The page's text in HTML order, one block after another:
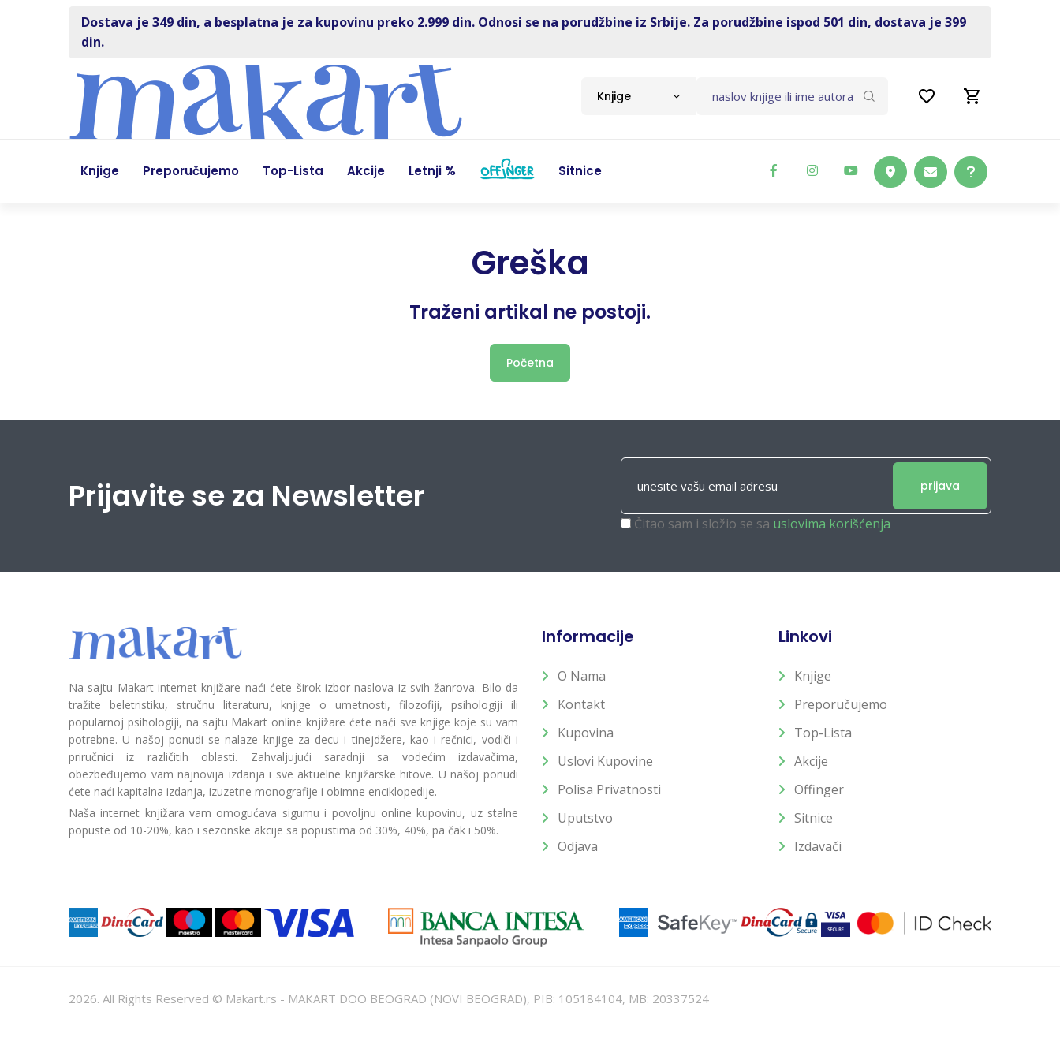
Dostava je 349 din, a besplatna je za kupovinu preko 2.999 din. Odnosi se na porudžbine iz Srbije. Za porudžbine ispod 501 din, dostava je 399
din.
Knjige
Knjige Preporučujemo Top-Lista Akcije Letnji % Sitnice
Greška
Traženi artikal ne postoji.
Početna
Prijavite se za Newsletter prijava
Čitao sam i složio se sa uslovima korišćenja
Na sajtu Makart internet knjižare naći ćete širok izbor naslova iz svih žanrova. Bilo da
tražite beletristiku, stručnu literaturu, knjige o umetnosti, filozofiji, psihologiji ili
popularnoj psihologiji, na sajtu Makart online knjižare ćete naći sve knjige koje su vam
potrebne. U našoj ponudi se nalaze knjige za decu i tinejdžere, kao i rečnici, vodiči i
priručnici iz različitih oblasti. Zahvaljujući saradnji sa vodećim izdavačima,
obezbeđujemo vam najnovija izdanja i sve aktuelne knjižarske hitove. U našoj ponudi
ćete naći kapitalna izdanja, izuzetne monografije i obimne enciklopedije.
Naša internet knjižara vam omogućava sigurnu i povoljnu online kupovinu, uz stalne
popuste od 10-20%, kao i sezonske akcije sa popustima od 30%, 40%, pa čak i 50%.
Informacije
O Nama
Kontakt
Kupovina
Uslovi Kupovine
Polisa Privatnosti
Uputstvo
Odjava
Linkovi
Knjige
Preporučujemo
Top-Lista
Akcije
Offinger
Sitnice
Izdavači
2026. All Rights Reserved © Makart.rs - MAKART DOO BEOGRAD (NOVI BEOGRAD), PIB: 105184104, MB: 20337524